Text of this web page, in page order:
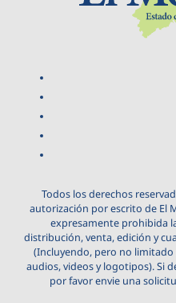
Todos los derechos
autorización por escrito de El
expresamente prohibida
distribución, venta, edición y
(Incluyendo, pero no
audios, videos y logotipos). Si
por favor envie una